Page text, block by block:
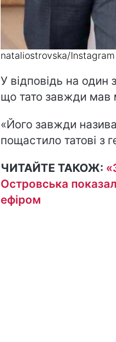
nataliostrovska/Instagram
У відповідь на один
що тато завжди мав
«Його завжди
пощастило татові з
ЧИТАЙТЕ ТАКОЖ:
Островська
ефіром